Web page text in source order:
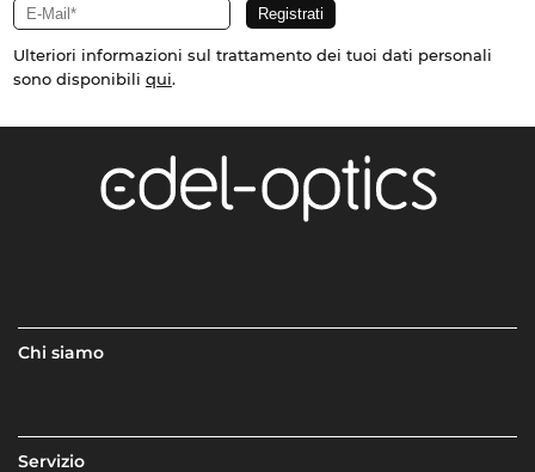
Ulteriori informazioni sul trattamento dei tuoi dati personali
sono disponibili qui.
Chi siamo
Servizio